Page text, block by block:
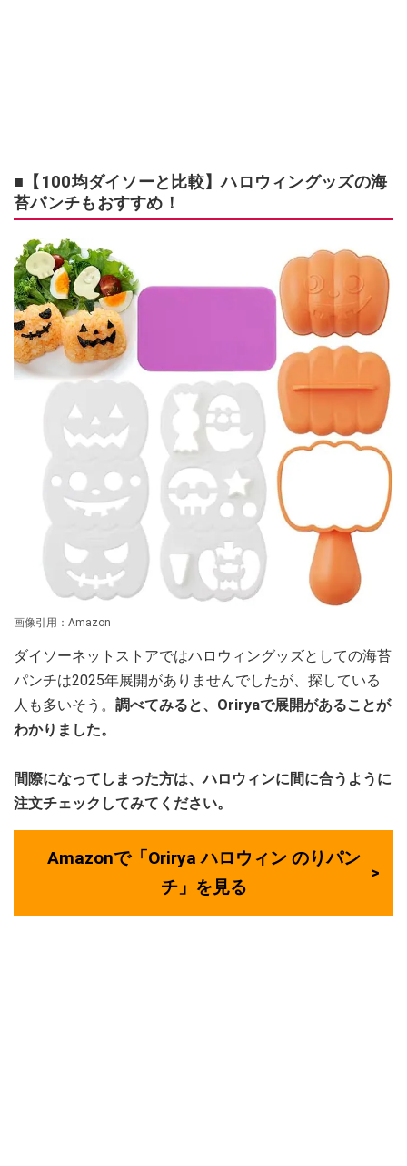
■【100均ダイソーと比較】ハロウィングッズの海
苔パンチもおすすめ！
画像引用：Amazon
ダイソーネットストアではハロウィングッズとしての海苔
パンチは2025年展開がありませんでしたが、探している
人も多いそう。 調べてみると、Oriryaで展開があることが
わかりました。
間際になってしまった方は、ハロウィンに間に合うように
注文チェックしてみてください。
Amazonで「Orirya ハロウィン のりパン
チ」を見る